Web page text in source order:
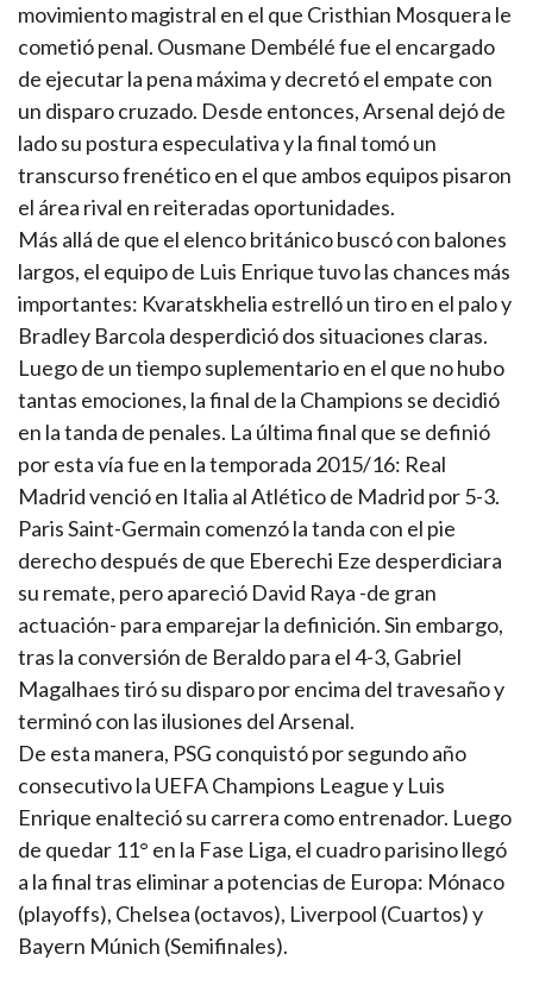
movimiento magistral en el que Cristhian Mosquera le
cometió penal. Ousmane Dembélé fue el encargado
de ejecutar la pena máxima y decretó el empate con
un disparo cruzado. Desde entonces, Arsenal dejó de
lado su postura especulativa y la final tomó un
transcurso frenético en el que ambos equipos pisaron
el área rival en reiteradas oportunidades.
Más allá de que el elenco británico buscó con balones
largos, el equipo de Luis Enrique tuvo las chances más
importantes: Kvaratskhelia estrelló un tiro en el palo y
Bradley Barcola desperdició dos situaciones claras.
Luego de un tiempo suplementario en el que no hubo
tantas emociones, la final de la Champions se decidió
en la tanda de penales. La última final que se definió
por esta vía fue en la temporada 2015/16: Real
Madrid venció en Italia al Atlético de Madrid por 5-3.
Paris Saint-Germain comenzó la tanda con el pie
derecho después de que Eberechi Eze desperdiciara
su remate, pero apareció David Raya -de gran
actuación- para emparejar la definición. Sin embargo,
tras la conversión de Beraldo para el 4-3, Gabriel
Magalhaes tiró su disparo por encima del travesaño y
terminó con las ilusiones del Arsenal.
De esta manera, PSG conquistó por segundo año
consecutivo la UEFA Champions League y Luis
Enrique enalteció su carrera como entrenador. Luego
de quedar 11° en la Fase Liga, el cuadro parisino llegó
a la final tras eliminar a potencias de Europa: Mónaco
(playoffs), Chelsea (octavos), Liverpool (Cuartos) y
Bayern Múnich (Semifinales).